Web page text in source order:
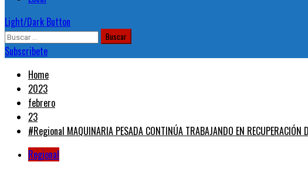
Light/Dark Button
Buscar:
Subscribete
Home
2023
febrero
23
#Regional MAQUINARIA PESADA CONTINÚA TRABAJANDO EN RECUPERACIÓN
Regional